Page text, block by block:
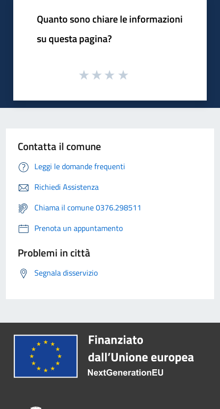
Quanto sono chiare le informazioni
su questa pagina?
Contatta il comune
Leggi le domande frequenti
Richiedi Assistenza
Chiama il comune 0376.298511
Prenota un appuntamento
Problemi in città
Segnala disservizio